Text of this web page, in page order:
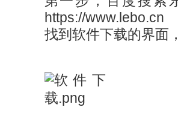
https://www.lebo.cn
找到软件下载的界面